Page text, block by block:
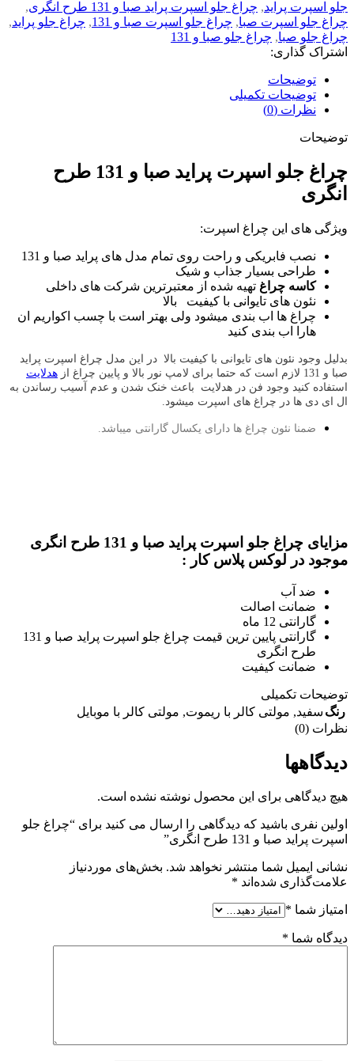
جلو اسپرت پراید, چراغ جلو اسپرت پراید صبا و 131 طرح انگری
,
چراغ جلو اسپرت صبا, چراغ جلو اسپرت صبا و 131 , چراغ جلو پراید,
چراغ جلو صبا, چراغ جلو صبا و 131
اشتراک گذاری:
توضیحات
توضیحات تکمیلی
نظرات (0)
توضیحات
چراغ جلو اسپرت پراید صبا و 131 طرح
انگری
ویژگی های این چراغ اسپرت:
نصب فابریکی و راحت روی تمام مدل های پراید صبا و 131
طراحی بسیار جذاب و شیک
کاسه چراغ تهیه شده از معتبرترین شرکت های داخلی
نئون های تایوانی با کیفیت بالا
چراغ ها اب بندی میشود ولی بهتر است با چسب اکواریم ان
هارا اب بندی کنید
بدلیل وجود نئون های تایوانی با کیفیت بالا در این مدل چراغ اسپرت پراید
صبا و 131 لازم است که حتما برای لامپ نور بالا و پایین چراغ از
هدلایت
استفاده کنید وجود فن در هدلایت باعث خنک شدن و عدم آسیب رساندن به
ال ای دی ها در چراغ های اسپرت میشود.
ضمنا نئون چراغ ها دارای یکسال گارانتی میباشد.
مزایای چراغ جلو اسپرت پراید صبا و 131 طرح انگری
موجود در لوکس پلاس کار :
ضد آب
ضمانت اصالت
گارانتی 12 ماه
گارانتی پایین ترین قیمت چراغ جلو اسپرت پراید صبا و 131
طرح انگری
ضمانت کیفیت
توضیحات تکمیلی
رنگ سفید, مولتی کالر با ریموت, مولتی کالر با موبایل
نظرات (0)
دیدگاهها
هیچ دیدگاهی برای این محصول نوشته نشده است.
اولین نفری باشید که دیدگاهی را ارسال می کنید برای “چراغ جلو
اسپرت پراید صبا و 131 طرح انگری”
نشانی ایمیل شما منتشر نخواهد شد. بخش‌های موردنیاز
علامت‌گذاری شده‌اند *
امتیاز شما *
دیدگاه شما *